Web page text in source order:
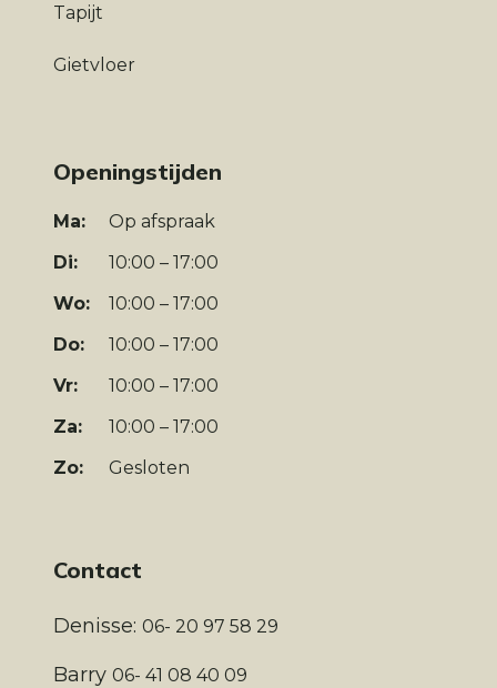
Tapijt
Gietvloer
Openingstijden
Ma:
Op afspraak
Di:
10:00 – 17:00
Wo:
10:00 – 17:00
Do:
10:00 – 17:00
Vr:
10:00 – 17:00
Za:
10:00 – 17:00
Zo:
Gesloten
Contact
Denisse: 06- 20 97 58 29
Barry 06- 41 08 40 09